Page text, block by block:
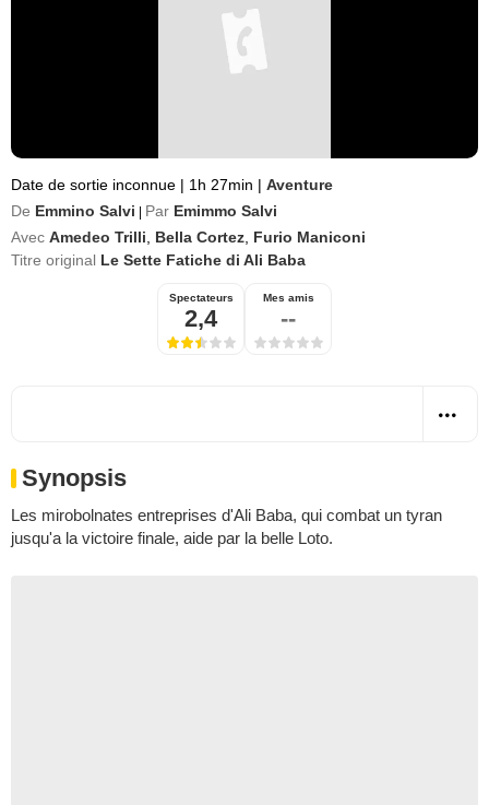
Date de sortie inconnue | 1h 27min | Aventure
De Emmino Salvi Par Emimmo Salvi
Avec Amedeo Trilli Bella Cortez Furio Maniconi
Titre original Le Sette Fatiche di Ali Baba
Spectateurs
2,4
Mes amis
--
Synopsis
Les mirobolnates entreprises d'Ali Baba, qui combat un tyran
jusqu'a la victoire finale, aide par la belle Loto.